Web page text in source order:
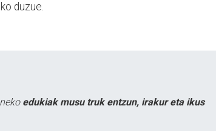
duzue.
edukiak musu truk entzun, irakur eta ikus